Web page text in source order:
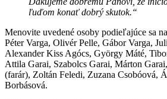
ľuďom konať dobrý skutok.“
Menovite uvedené osoby podieľajúce sa
Péter Varga, Olivér Pelle, Gábor Varga,
Alexander Kiss Agócs, György Máté,
Attila Garai, Szabolcs Garai, Márton
(farár), Zoltán Feledi, Zuzana Csobóová,
Borbásová.